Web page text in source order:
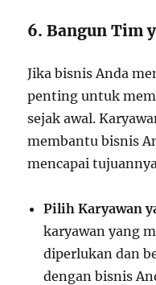
6. Bangun Tim
Jika bisnis Anda
penting untuk
sejak awal.
membantu bisnis
mencapai
Pilih Karyawan
karyawan yang
diperlukan dan
dengan bisnis